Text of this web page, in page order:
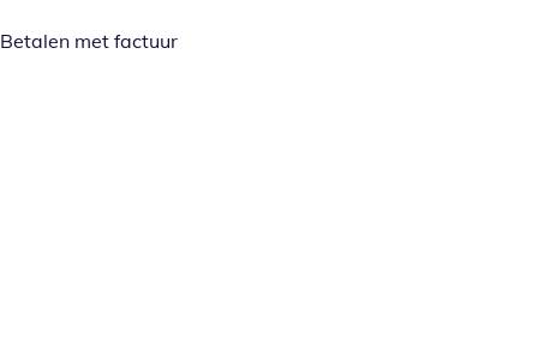
Betalen met factuur